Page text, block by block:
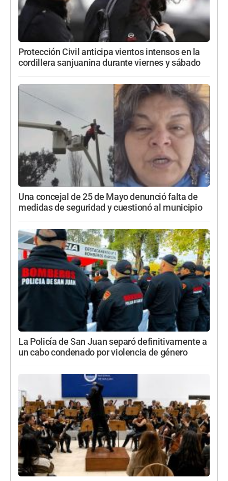
Protección Civil anticipa vientos intensos en la
cordillera sanjuanina durante viernes y sábado
Una concejal de 25 de Mayo denunció falta de
medidas de seguridad y cuestionó al municipio
La Policía de San Juan separó definitivamente a
un cabo condenado por violencia de género